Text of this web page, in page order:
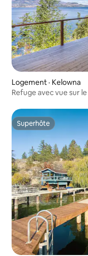
Logement · Kelowna
Refuge avec vue sur
Superhôte
Superhôte